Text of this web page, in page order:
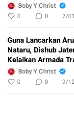
Boby Y Christ
0 0 7/
Guna Lancarkan
Nataru, Dishub
Kelaikan Armada
Boby Y Christ
0 0 9/